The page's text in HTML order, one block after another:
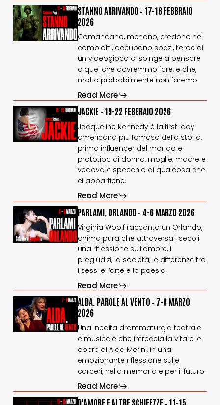
STANNO
ARRIVANDO
–
17-
STANNO
ARRIVANDO
–
17-
18
febbraio
2026
STANNO ARRIVANDO – 17-18 FEBBRAIO
2026
Comandano, menano, credono nei
complotti, occupano spazi, l’eroe di
un videogioco ci spinge a pensare
a quel che dovremmo fare, e che,
molto probabilmente non faremo.
Read More
JACKIE
19-
22
JACKIE
19-
22
febbraio
2026
JACKIE – 19-22 FEBBRAIO 2026
Jacqueline Kennedy è la first lady
americana più famosa della storia,
prima influencer del mondo e
prototipo di donna, moglie, madre e
vedova e specchio di qualcosa che
ci appartiene.
Read More
PARLAMI,
ORLANDO
–
4-
PARLAMI,
ORLANDO
–
4-
6
marzo
2026
PARLAMI, ORLANDO – 4-6 MARZO 2026
Virginia Woolf racconta un Orlando,
anima pura che attraversa i secoli:
una riflessione sull’amore, i
pregiudizi, la società, le differenze tra
i sessi e l’arte e la poesia.
Read More
ALDA.
PAROLE
AL
VENTO
ALDA.
PAROLE
AL
VENTO
–
7-
8
marzo
ALDA. PAROLE AL VENTO – 7-8 MARZO
2026
Una inedita drammaturgia teatrale
e musicale che intreccia la vita e le
opere di Alda Merini, in una
emozionante riflessione sulle
carceri, nella memoria e per il futuro.
Read More
D’AMORE
D’AMORE
D’AMORE E ALTRE SCHIFEZZE – 11-15